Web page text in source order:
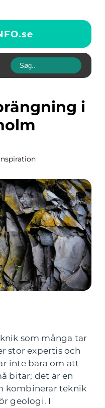
se
som många tar
stor expertis och
inte bara om att
bitar; det är en
kombinerar teknik
geologi. I